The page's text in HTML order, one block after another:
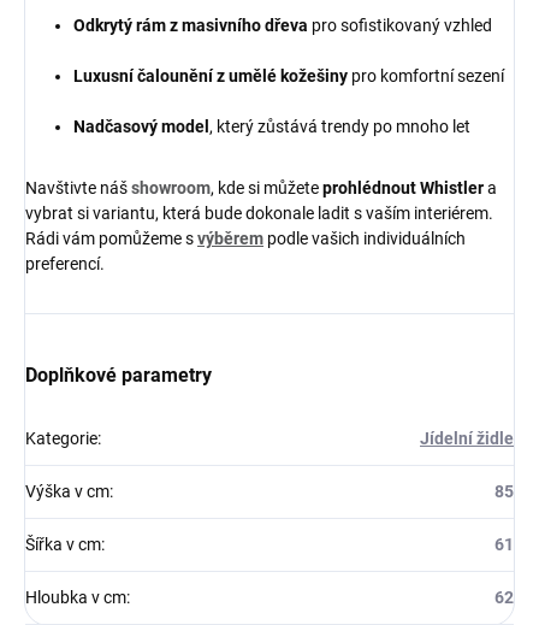
Odkrytý rám z masivního dřeva pro sofistikovaný vzhled
Luxusní čalounění z umělé kožešiny pro komfortní sezení
Nadčasový model , který zůstává trendy po mnoho let
Navštivte nášshowroom, kde si můžeteprohlédnout Whistlera
vybrat si variantu, která bude dokonale ladit s vaším interiérem.
Rádi vám pomůžeme svýběrem podle vašich individuálních
preferencí.
Doplňkové parametry
Kategorie: Jídelní židle
Výška v cm: 85
Šířka v cm: 61
Hloubka v cm: 62